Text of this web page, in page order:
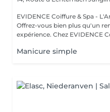
EVIDENCE Coiffure & Spa -
Offrez-vous bien plus qu'un
expérience. Chez
Manicure simple